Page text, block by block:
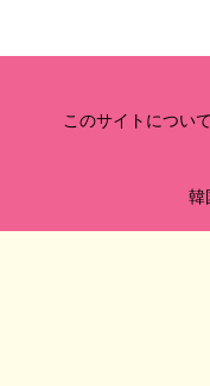
このサイトについて
韓